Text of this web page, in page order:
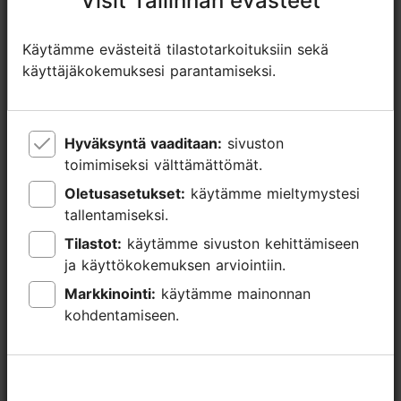
Käytämme evästeitä tilastotarkoituksiin sekä
käyttäjäkokemuksesi parantamiseksi.
Hyväksyntä vaaditaan:
toimimiseksi välttämättömät.
Oletusasetukset:
tallentamiseksi.
Tilastot:
ja käyttökokemuksen arviointiin.
Markkinointi:
kohdentamiseen.
Käytämme evästeitä tilastotarkoituksiin sekä
käyttäjäkokemuksesi parantamiseksi.
Hyväksyntä vaaditaan:
toimimiseksi välttämättömät.
Oletusasetukset:
tallentamiseksi.
Tilastot:
ja käyttökokemuksen arviointiin.
Markkinointi:
kohdentamiseen.